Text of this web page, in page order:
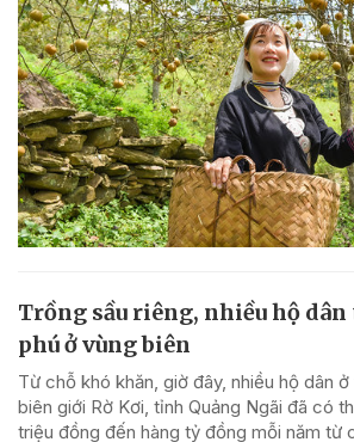
Trồng sầu riêng, nhiều hộ
phú ở vùng biên
Từ chỗ khó khăn, giờ đây, nhiều hộ dân
biên giới Rờ Kơi, tỉnh Quảng Ngãi đã có
triệu đồng đến hàng tỷ đồng mỗi năm từ